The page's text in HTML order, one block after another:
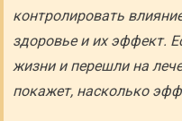
контролировать
здоровье и их эффект.
жизни и перешли на
покажет, насколько